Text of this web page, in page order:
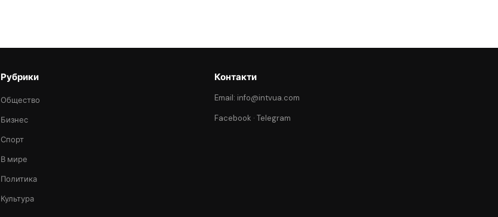
Рубрики
Общество
Бизнес
Спорт
В мире
Политика
Культура
Контакти
Email: info@intvua.com
Facebook ·Telegram